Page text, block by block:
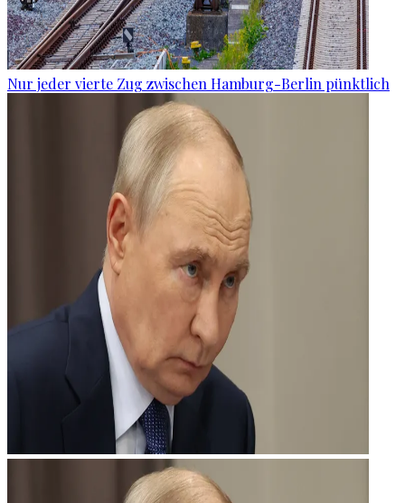
Nur jeder vierte Zug zwischen Hamburg-Berlin pünktlich